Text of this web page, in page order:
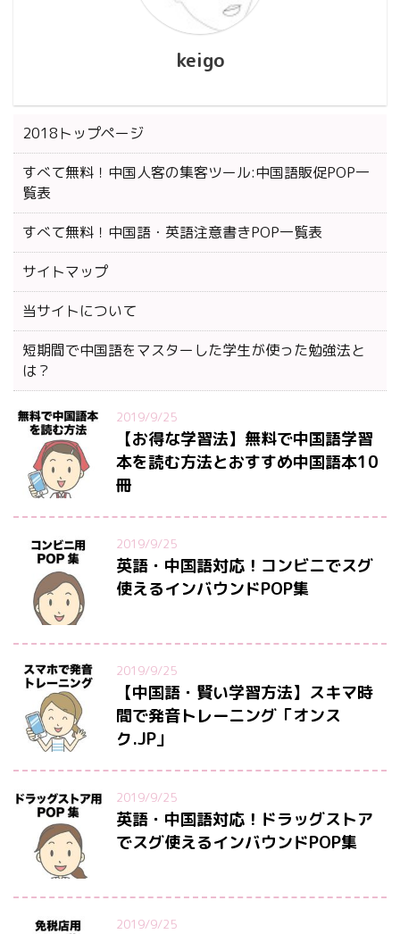
keigo
2018トップページ
すべて無料！中国人客の集客ツール:中国語販促POP一
覧表
すべて無料！中国語・英語注意書きPOP一覧表
サイトマップ
当サイトについて
短期間で中国語をマスターした学生が使った勉強法と
は？
2019/9/25
【お得な学習法】無料で中国語学習
本を読む方法とおすすめ中国語本10
冊
2019/9/25
英語・中国語対応！コンビニでスグ
使えるインバウンドPOP集
2019/9/25
【中国語・賢い学習方法】スキマ時
間で発音トレーニング「オンス
ク.JP」
2019/9/25
英語・中国語対応！ドラッグストア
でスグ使えるインバウンドPOP集
2019/9/25